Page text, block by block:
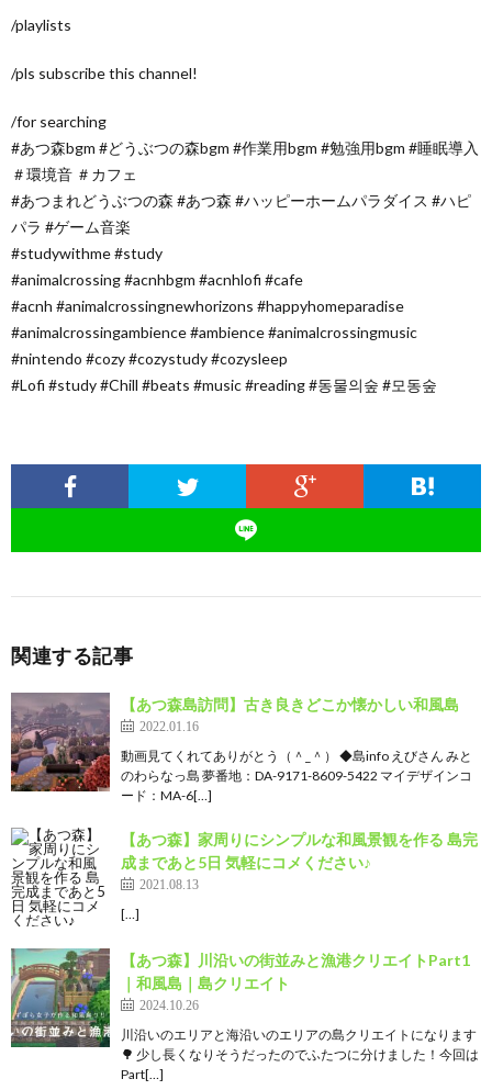
/playlists
/pls subscribe this channel!
/for searching
#あつ森bgm #どうぶつの森bgm #作業用bgm #勉強用bgm #睡眠導入
＃環境音 ＃カフェ
#あつまれどうぶつの森 #あつ森 #ハッピーホームパラダイス #ハピ
パラ #ゲーム音楽
#studywithme #study
#animalcrossing #acnhbgm #acnhlofi #cafe
#acnh #animalcrossingnewhorizons #happyhomeparadise
#animalcrossingambience #ambience #animalcrossingmusic
#nintendo #cozy #cozystudy #cozysleep
#Lofi #study #Chill #beats #music #reading #동물의숲 #모동숲
関連する記事
【あつ森島訪問】古き良きどこか懐かしい和風島
2022.01.16
動画見てくれてありがとう（＾_＾） ◆島info えびさん みと
のわらなっ島 夢番地：DA-9171-8609-5422 マイデザインコ
ード：MA-6[…]
【あつ森】家周りにシンプルな和風景観を作る 島完
成まであと5日 気軽にコメください♪
2021.08.13
[…]
【あつ森】川沿いの街並みと漁港クリエイトPart1
｜和風島｜島クリエイト
2024.10.26
川沿いのエリアと海沿いのエリアの島クリエイトになります
🌳 少し長くなりそうだったのでふたつに分けました！今回は
Part[…]